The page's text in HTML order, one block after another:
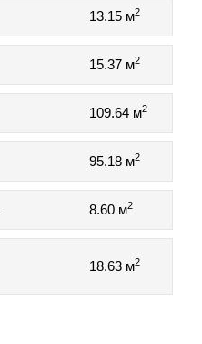
13.15 м2
15.37 м2
109.64 м2
95.18 м2
8.60 м2
18.63 м2